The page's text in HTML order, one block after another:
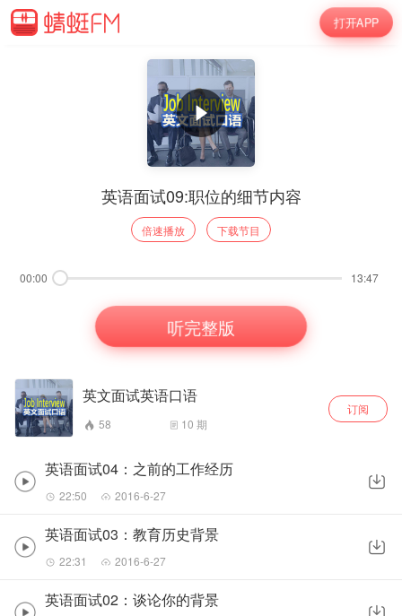
打开APP
英语面试09:职位的细节内容
倍速播放 下载节目
00:00 13:47
听完整版
英文面试英语口语
58 10 期
订阅
英语面试04：之前的工作经历
22:50 2016-6-27
英语面试03：教育历史背景
22:31 2016-6-27
英语面试02：谈论你的背景